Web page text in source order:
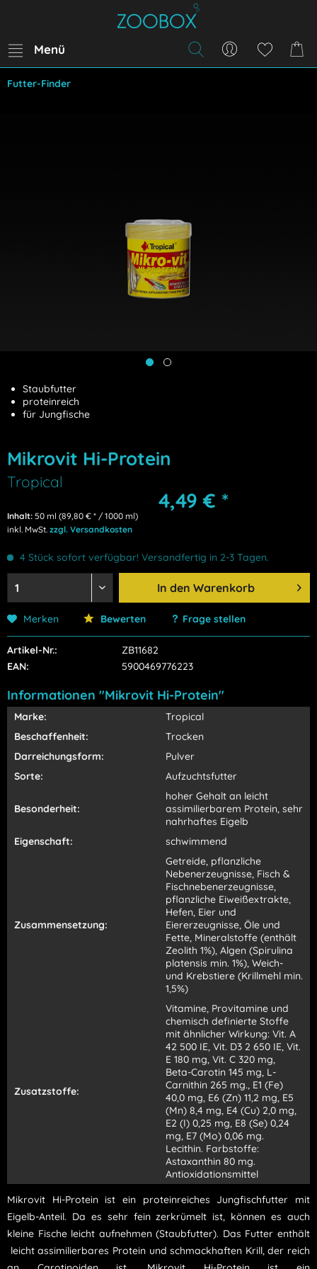
Menü
Futter-Finder
Staubfutter
proteinreich
für Jungfische
Mikrovit Hi-Protein
Tropical
4,49 € *
Inhalt: 50 ml (89,80 € * / 1000 ml)
inkl. MwSt. zzgl. Versandkosten
4 Stück sofort verfügbar! Versandfertig in 2-3 Tagen.
In den Warenkorb
Merken Bewerten Frage stellen
Artikel-Nr.:
ZB11682
EAN:
5900469776223
Informationen "Mikrovit Hi-Protein"
Marke:
Tropical
Beschaffenheit:
Trocken
Darreichungsform:
Pulver
Sorte:
Aufzuchtsfutter
Besonderheit:
hoher Gehalt an leicht
assimilierbarem Protein, sehr
nahrhaftes Eigelb
Eigenschaft:
schwimmend
Zusammensetzung:
Getreide, pflanzliche
Nebenerzeugnisse, Fisch &
Fischnebenerzeugnisse,
pflanzliche Eiweißextrakte,
Hefen, Eier und
Eiererzeugnisse, Öle und
Fette, Mineralstoffe (enthält
Zeolith 1%), Algen (Spirulina
platensis min. 1%), Weich-
und Krebstiere (Krillmehl min.
1,5%)
Zusatzstoffe:
Vitamine, Provitamine und
chemisch definierte Stoffe
mit ähnlicher Wirkung: Vit. A
42 500 IE, Vit. D3 2 650 IE, Vit.
E 180 mg, Vit. C 320 mg,
Beta-Carotin 145 mg, L-
Carnithin 265 mg., E1 (Fe)
40,0 mg, E6 (Zn) 11,2 mg, E5
(Mn) 8,4 mg, E4 (Cu) 2,0 mg,
E2 (I) 0,25 mg, E8 (Se) 0,24
mg, E7 (Mo) 0,06 mg.
Lecithin. Farbstoffe:
Astaxanthin 80 mg.
Antioxidationsmittel
Mikrovit Hi-Protein ist ein proteinreiches Jungfischfutter mit
Eigelb-Anteil. Da es sehr fein zerkrümelt ist, können es auch
kleine Fische leicht aufnehmen (Staubfutter). Das Futter enthält
leicht assimilierbares Protein und schmackhaften Krill,der reich